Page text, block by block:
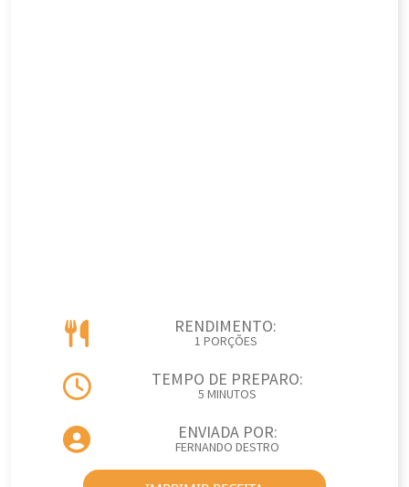
RENDIMENTO:
1 PORÇÕES
TEMPO DE PREPARO:
5 MINUTOS
ENVIADA POR:
FERNANDO DESTRO